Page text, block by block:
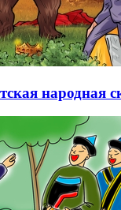
народная